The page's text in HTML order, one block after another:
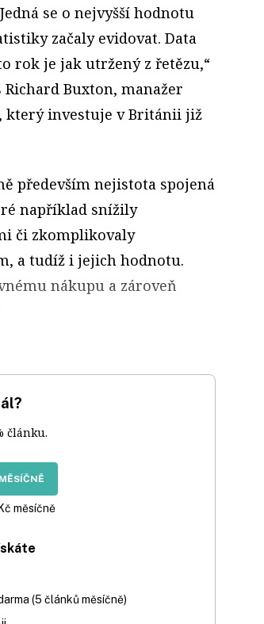
se o nejvyšší hodnotu
začaly evidovat. Data
rok je jak utržený z řetězu,“
Buxton, manažer
který investuje v Británii již
především nejistota spojená
například snížily
či zkomplikovaly
a tudíž i jejich hodnotu.
nákupu a zároveň
článku.
měsíčně
(5 článků měsíčně)